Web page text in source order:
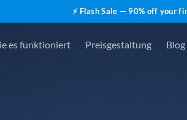
⚡ Flash Sale — 90% off your
es funktioniert Preisgestaltung Blog